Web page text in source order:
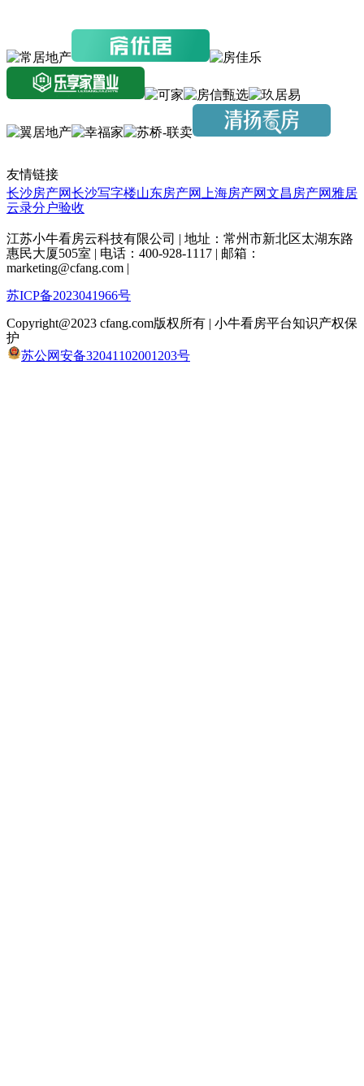
友情链接
长沙房产网长沙写字楼山东房产网 上海房产网文昌房产网 雅居
云录分户验收
江苏小牛看房云科技有限公司 | 地址：常州市新北区太湖东路
惠民大厦505室 | 电话：400-928-1117 | 邮箱：
marketing@cfang.com |
苏ICP备2023041966号
Copyright@2023 cfang.com版权所有 | 小牛看房平台知识产权保
护
苏公网安备32041102001203号